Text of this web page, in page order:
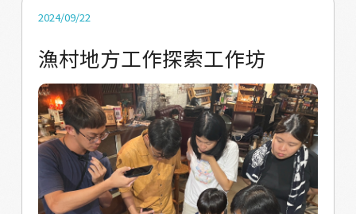
它們會變態為玻璃鰻，然後進入台灣、中國、
人工繁殖鰻苗成本極高，還不具經濟效益，因
此養殖成鰻的鰻苗必須賴以野生天然苗。為了
兼顧保育，政府開放每年11月到隔年2月為合法
鰻苗捕撈季，其他時間禁止，讓3月後或11月前
來游的鰻苗，有機會溯河成長繁衍下一代，維
持鰻魚生態的永續。 本次活動由臺灣大學韓玉
山老師來為大家分享鰻魚的資源與生態，以及
2024/09/22
漁村地方工作探索工作坊